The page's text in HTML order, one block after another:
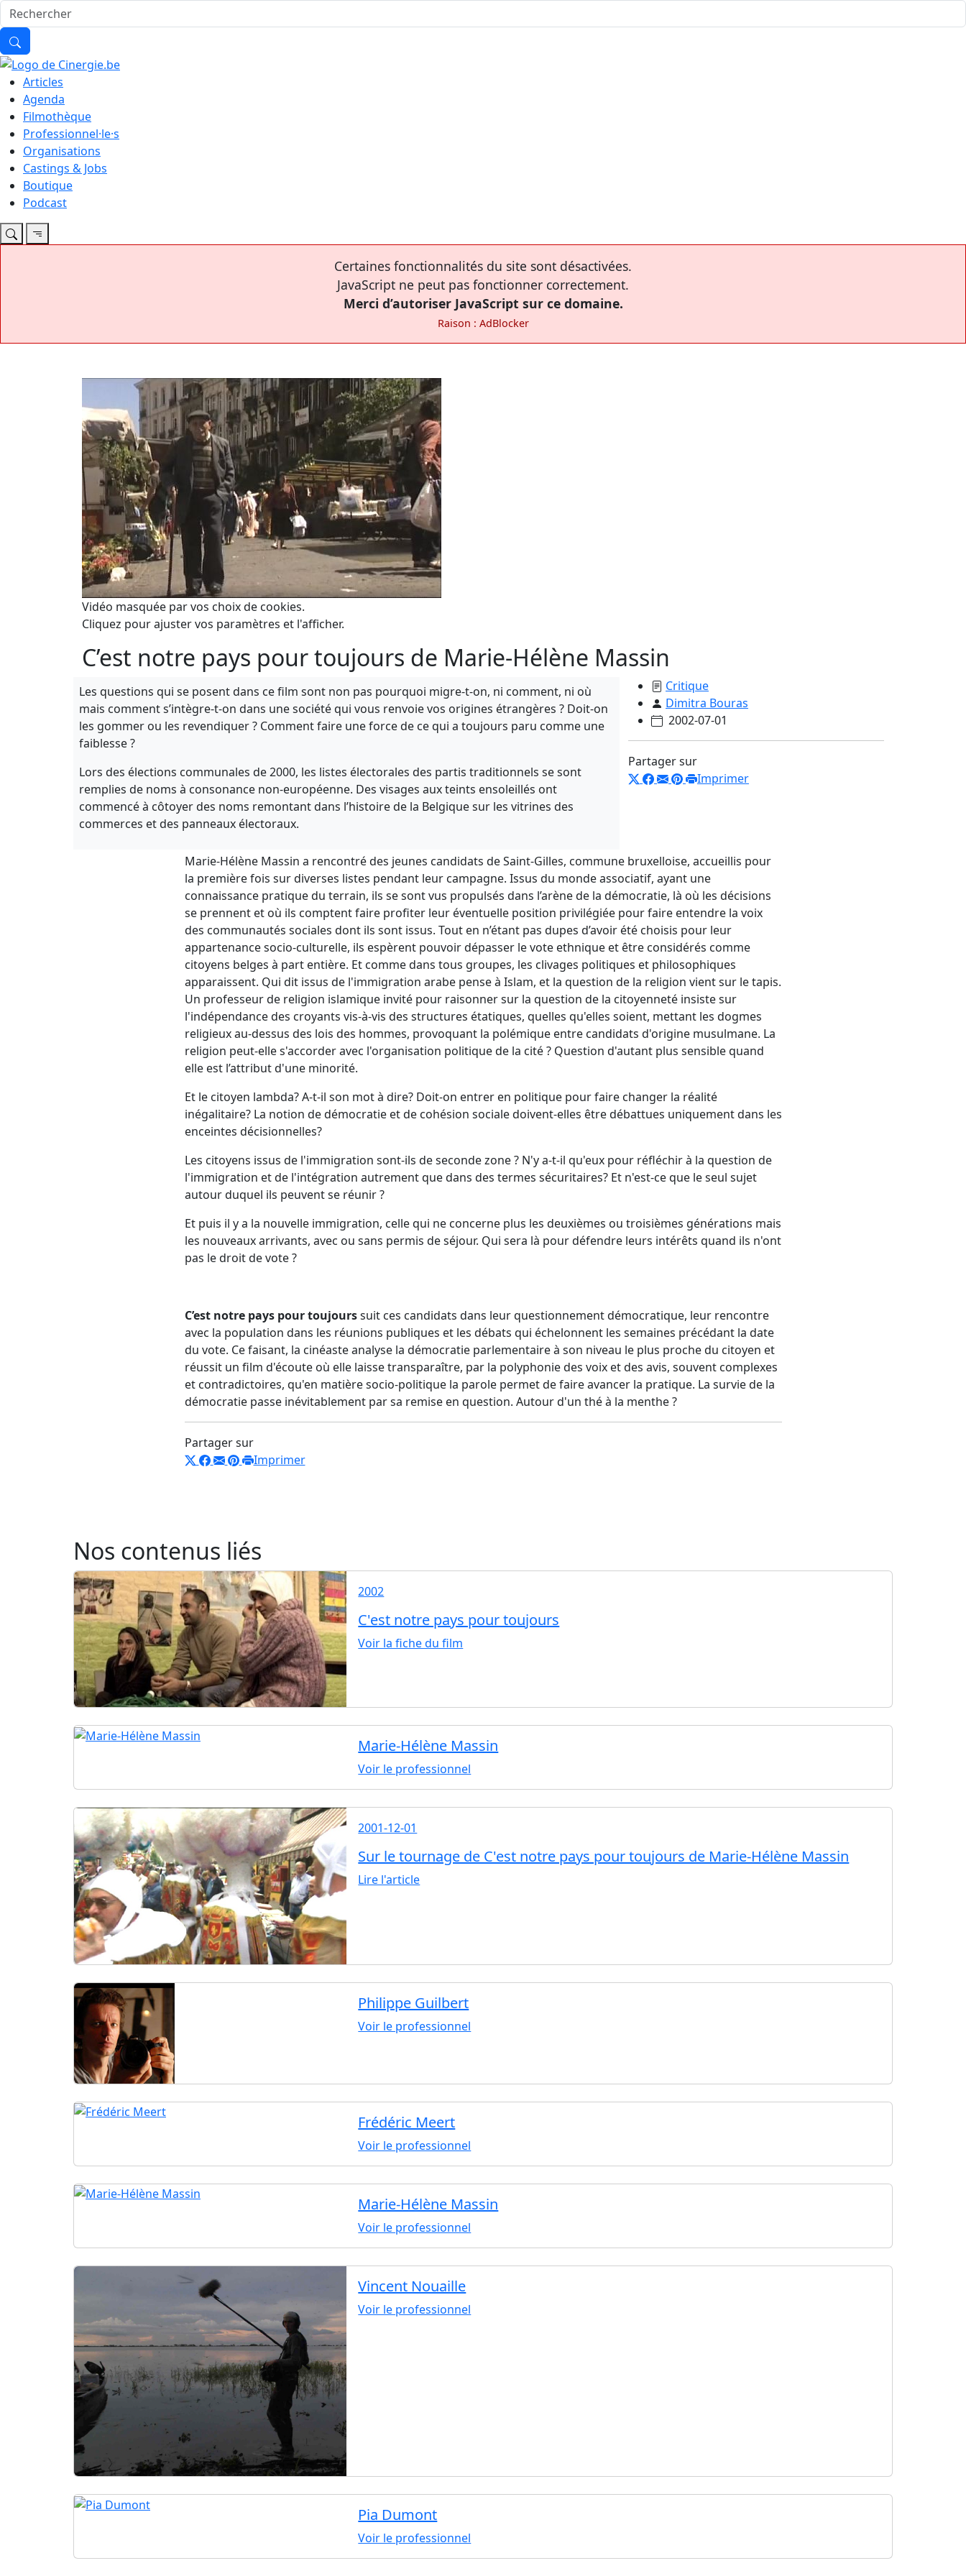
Articles
Agenda
Filmothèque
Professionnel·le·s
Organisations
Castings & Jobs
Boutique
Podcast
Certaines fonctionnalités du site sont désactivées.
JavaScript ne peut pas fonctionner correctement.
Merci d’autoriser JavaScript sur ce domaine.
Raison : AdBlocker
Vidéo masquée par vos choix de cookies.
Cliquez pour ajuster vos paramètres et l'afficher.
C’est notre pays pour toujours de Marie-Hélène Massin
Les questions qui se posent dans ce film sont non pas pourquoi migre-t-on, ni comment, ni où
mais comment s’intègre-t-on dans une société qui vous renvoie vos origines étrangères ? Doit-on
les gommer ou les revendiquer ? Comment faire une force de ce qui a toujours paru comme une
faiblesse ?
Lors des élections communales de 2000, les listes électorales des partis traditionnels se sont
remplies de noms à consonance non-européenne. Des visages aux teints ensoleillés ont
commencé à côtoyer des noms remontant dans l’histoire de la Belgique sur les vitrines des
commerces et des panneaux électoraux.
Critique
Dimitra Bouras
2002-07-01
Partager sur
Imprimer
Marie-Hélène Massin a rencontrédes jeunes candidats de Saint-Gilles, commune bruxelloise, accueillis pour
la première fois surdiverses listes pendant leur campagne. Issus du monde associatif, ayant une
connaissance pratique du terrain, ils se sont vus propulsés dans l’arène de la démocratie, là où les décisions
se prennent et où ils comptent faire profiter leur éventuelle position privilégiée pour faire entendre la voix
des communautés sociales dont ils sont issus. Tout en n’étant pas dupes d’avoir été choisis pour leur
appartenance socio-culturelle, ils espèrent pouvoir dépasser le vote ethnique et être considérés comme
citoyens belges à part entière. Et comme dans tous groupes, les clivages politiques et philosophiques
apparaissent. Qui dit issus de l'immigration arabe pense à Islam, et la question de la religion vient sur le tapis.
Un professeur de religion islamique invité pour raisonner sur la question de la citoyenneté insiste sur
l'indépendance des croyants vis-à-vis des structures étatiques, quelles qu'elles soient, mettant les dogmes
religieux au-dessus des lois des hommes, provoquant la polémique entre candidats d'origine musulmane. La
religion peut-elle s'accorder avec l'organisation politique de la cité ? Question d'autant plus sensible quand
elle est l’attribut d'une minorité.
Et le citoyen lambda? A-t-il son mot à dire? Doit-on entrer en politique pour faire changer la réalité
inégalitaire? La notion de démocratie et de cohésion sociale doivent-elles être débattues uniquement dans les
enceintes décisionnelles?
Les citoyens issus de l'immigration sont-ils de seconde zone ? N'y a-t-il qu'eux pour réfléchir à la question de
l'immigration et de l'intégration autrement que dans des termes sécuritaires? Et n'est-ce que le seul sujet
autour duquel ils peuvent se réunir ?
Et puis il y a la nouvelle immigration, celle qui ne concerne plus les deuxièmes ou troisièmes générations mais
les nouveaux arrivants, avec ou sans permis de séjour. Qui sera là pour défendre leurs intérêts quand ils n'ont
pas le droit de vote ?
C’est notre pays pour toujourssuit ces candidats dans leur questionnement démocratique, leur rencontre
avec la population dans les réunions publiques et les débats qui échelonnent les semaines précédant la date
du vote. Ce faisant, la cinéaste analyse la démocratie parlementaire à son niveau le plus proche du citoyen et
réussit un film d'écoute où elle laisse transparaître, par la polyphonie des voix et des avis, souvent complexes
et contradictoires, qu'en matière socio-politique la parole permet de faire avancer la pratique. La survie de la
démocratie passe inévitablement par sa remise en question. Autour d'un thé à la menthe ?
Partager sur
Imprimer
Nos contenus liés
2002
C'est notre pays pour toujours
Voir la fiche du film
Marie-Hélène Massin
Voir le professionnel
2001-12-01
Sur le tournage de C'est notre pays pour toujours de Marie-Hélène Massin
Lire l'article
Philippe Guilbert
Voir le professionnel
Frédéric Meert
Voir le professionnel
Marie-Hélène Massin
Voir le professionnel
Vincent Nouaille
Voir le professionnel
Pia Dumont
Voir le professionnel